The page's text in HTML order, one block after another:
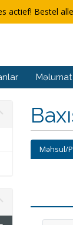
actief! Bestel
Məlumat
Məhsul/